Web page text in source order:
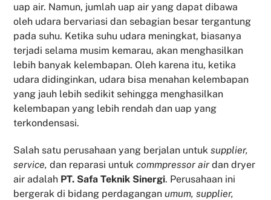
uap air. Namun, jumlah uap air yang dapat dibawa
oleh udara bervariasi dan sebagian besar tergantung
pada suhu. Ketika suhu udara meningkat, biasanya
terjadi selama musim kemarau, akan menghasilkan
lebih banyak kelembapan. Oleh karena itu, ketika
udara didinginkan, udara bisa menahan kelembapan
yang jauh lebih sedikit sehingga menghasilkan
kelembapan yang lebih rendah dan uap yang
terkondensasi.
Salah satu perusahaan yang berjalan untuksupplier,
service, dan reparasi untukcommpressor air dan dryer
air adalah PT. Safa Teknik Sinergi. Perusahaan ini
bergerak di bidang perdaganganumum, supplier,